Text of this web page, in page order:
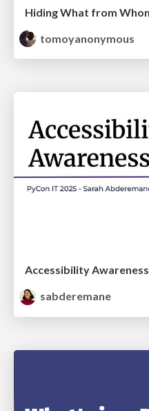
tomoyanonymous
Accessibility Awareness
sabderemane